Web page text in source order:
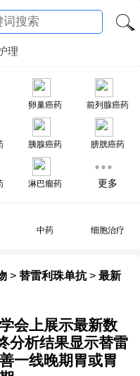
理
卵巢癌药 前列腺癌药
胰腺癌药 膀胱癌药
淋巴瘤药 更多
中药 细胞治疗
> 替雷利珠单抗> 最新
会上展示最新数
分析结果显示替雷
一线晚期胃或胃